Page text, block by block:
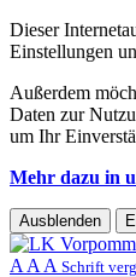
Dieser
Einstellungen
Außerdem
Daten zur
um Ihr
Mehr dazu in
Ausblenden
A A A Schrift